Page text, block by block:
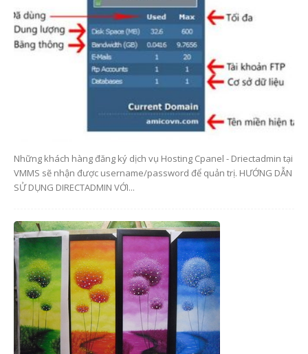
Những khách hàng đăng ký dịch vụ Hosting Cpanel - Driectadmin tại
VMMS sẽ nhận được username/password để quản trị. HƯỚNG DẪN
SỬ DỤNG DIRECTADMIN VỚI...